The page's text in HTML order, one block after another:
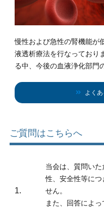
慢性および急性の腎機能が
液透析療法を行なっており
る中、今後の血液浄化部門
よく
ご質問はこちらへ
1.
当会は、質問い
性、安全性等に
せん。
また、回答によ